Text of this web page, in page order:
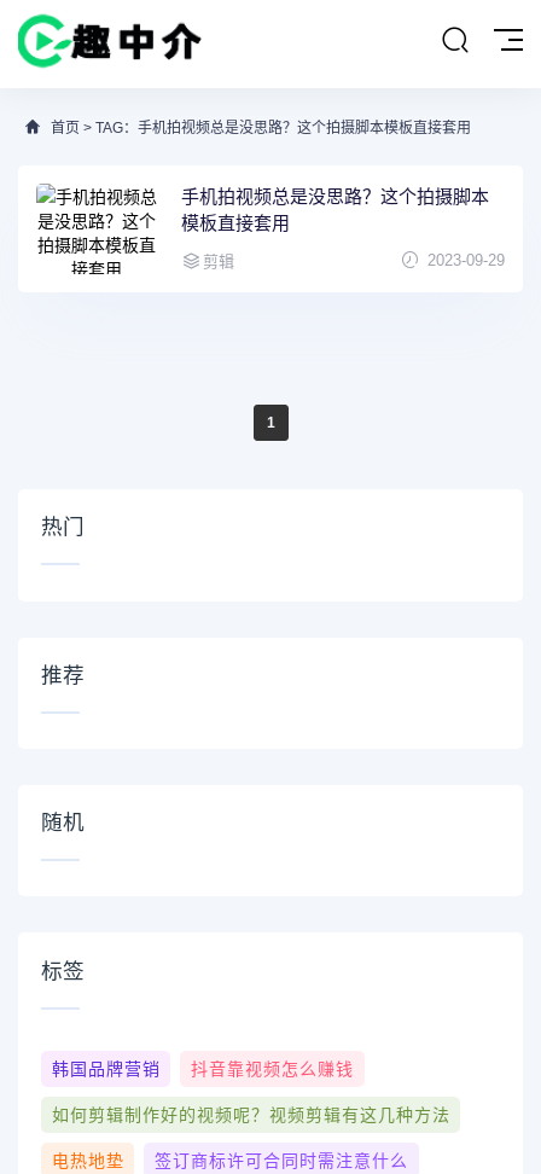
首页 > TAG：手机拍视频总是没思路？这个拍摄脚本模板直接套用
手机拍视频总是没思路？这个拍摄脚本
模板直接套用
剪辑 2023-09-29
1
热门
推荐
随机
标签
韩国品牌营销 抖音靠视频怎么赚钱
如何剪辑制作好的视频呢？视频剪辑有这几种方法
电热地垫 签订商标许可合同时需注意什么